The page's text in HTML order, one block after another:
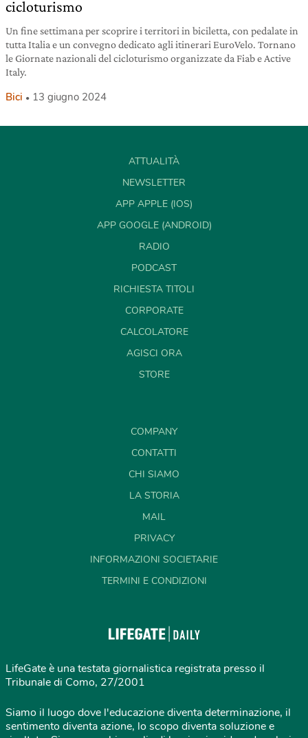
cicloturismo
Un fine settimana per scoprire i territori in biciletta, con pedalate in
tutta Italia e un convegno dedicato agli itinerari EuroVelo. Tornano
le Giornate nazionali del cicloturismo organizzate da Fiab e Active
Italy.
Bici 13 giugno 2024
ATTUALITÀ
NEWSLETTER
APP APPLE (IOS)
APP GOOGLE (ANDROID)
RADIO
PODCAST
RICHIESTA TITOLI
CORPORATE
CALCOLATORE
AGISCI ORA
STORE
COMPANY
CONTATTI
CHI SIAMO
LA STORIA
MAIL
PRIVACY
INFORMAZIONI SOCIETARIE
TERMINI E CONDIZIONI
LifeGate è una testata giornalistica registrata presso il
Tribunale di Como, 27/2001
Siamo il luogo dove l'educazione diventa determinazione, il
sentimento diventa azione, lo scopo diventa soluzione e